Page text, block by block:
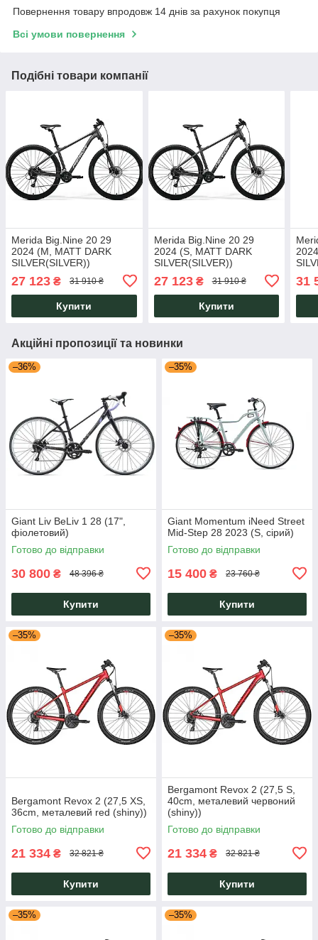
Повернення товару впродовж 14 днів за рахунок покупця
Всі умови повернення
Подібні товари компанії
Merida Big.Nine 20 29
2024 (M, MATT DARK
SILVER(SILVER))
27 123 ₴ 31 910 ₴
Купити
Merida Big.Nine 20 29
2024 (S, MATT DARK
SILVER(SILVER))
27 123₴ 31 910 ₴
Купити
31
Акційні пропозиції та новинки
–36%
Giant Liv BeLiv 1 28 (17",
фіолетовий)
Готово до відправки
30 800 ₴ 48 396 ₴
Купити
–35%
Giant Momentum iNeed Street
Mid-Step 28 2023 (S, сірий)
Готово до відправки
15 400 ₴ 23 760 ₴
Купити
–35%
Bergamont Revox 2 (27,5 XS,
36cm, металевий red (shiny))
Готово до відправки
21 334 ₴ 32 821 ₴
Купити
–35%
Bergamont Revox 2 (27,5 S,
40cm, металевий червоний
(shiny))
Готово до відправки
21 334 ₴ 32 821 ₴
Купити
–35% –35%